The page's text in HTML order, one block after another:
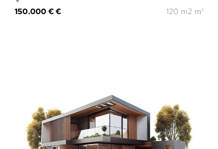
150.000 € € 120 m2 m2